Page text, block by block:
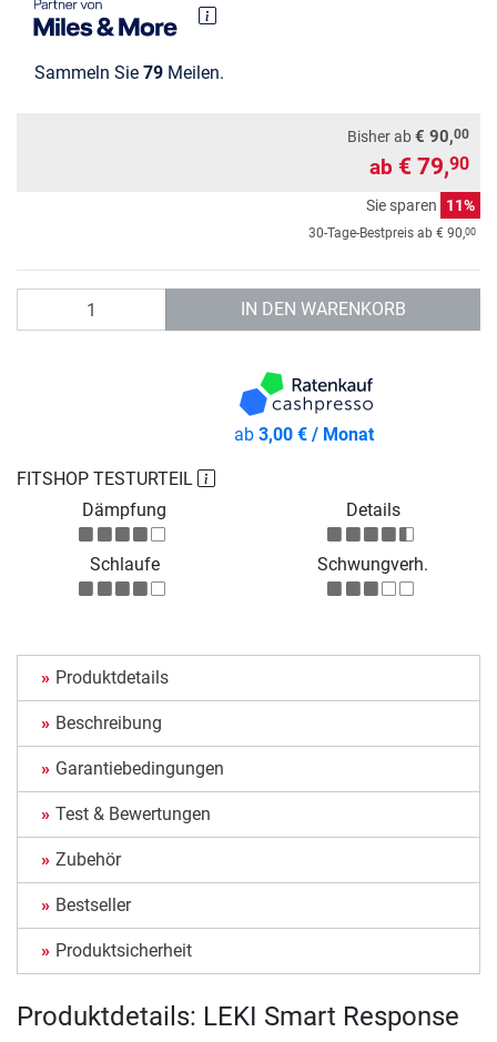
Sammeln Sie 79 Meilen.
Bisher ab€ 90,00
ab € 79,90
Sie sparen 11%
30-Tage-Bestpreis ab € 90,00
IN DEN WARENKORB
FITSHOP TESTURTEIL
Dämpfung
Details
Schlaufe Schwungverh.
ab3,00 € / Monat
Produktdetails
Beschreibung
Garantiebedingungen
Test & Bewertungen
Zubehör
Bestseller
Produktsicherheit
Produktdetails: LEKI Smart Response